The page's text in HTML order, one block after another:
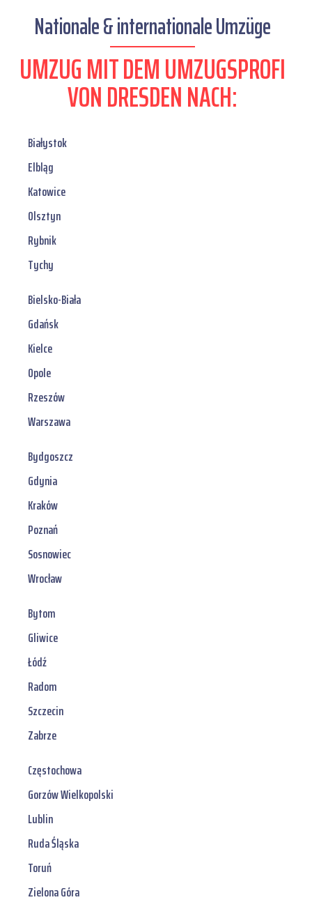
Nationale & internationale Umzüge
UMZUG MIT DEM UMZUGSPROFI
VON DRESDEN NACH:
Białystok
Elbląg
Katowice
Olsztyn
Rybnik
Tychy
Bielsko-Biała
Gdańsk
Kielce
Opole
Rzeszów
Warszawa
Bydgoszcz
Gdynia
Kraków
Poznań
Sosnowiec
Wrocław
Bytom
Gliwice
Łódź
Radom
Szczecin
Zabrze
Częstochowa
Gorzów Wielkopolski
Lublin
Ruda Śląska
Toruń
Zielona Góra